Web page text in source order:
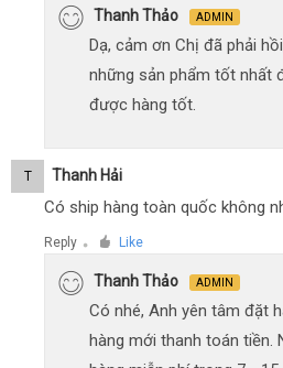
Thanh Thảo ADMIN
Dạ, cảm ơn Chị đã phải
những sản phẩm tốt nhất
được hàng tốt.
T Thanh Hải
Có ship hàng toàn quốc không
Reply ● Like
Thanh Thảo ADMIN
Có nhé, Anh yên tâm đặt
hàng mới thanh toán